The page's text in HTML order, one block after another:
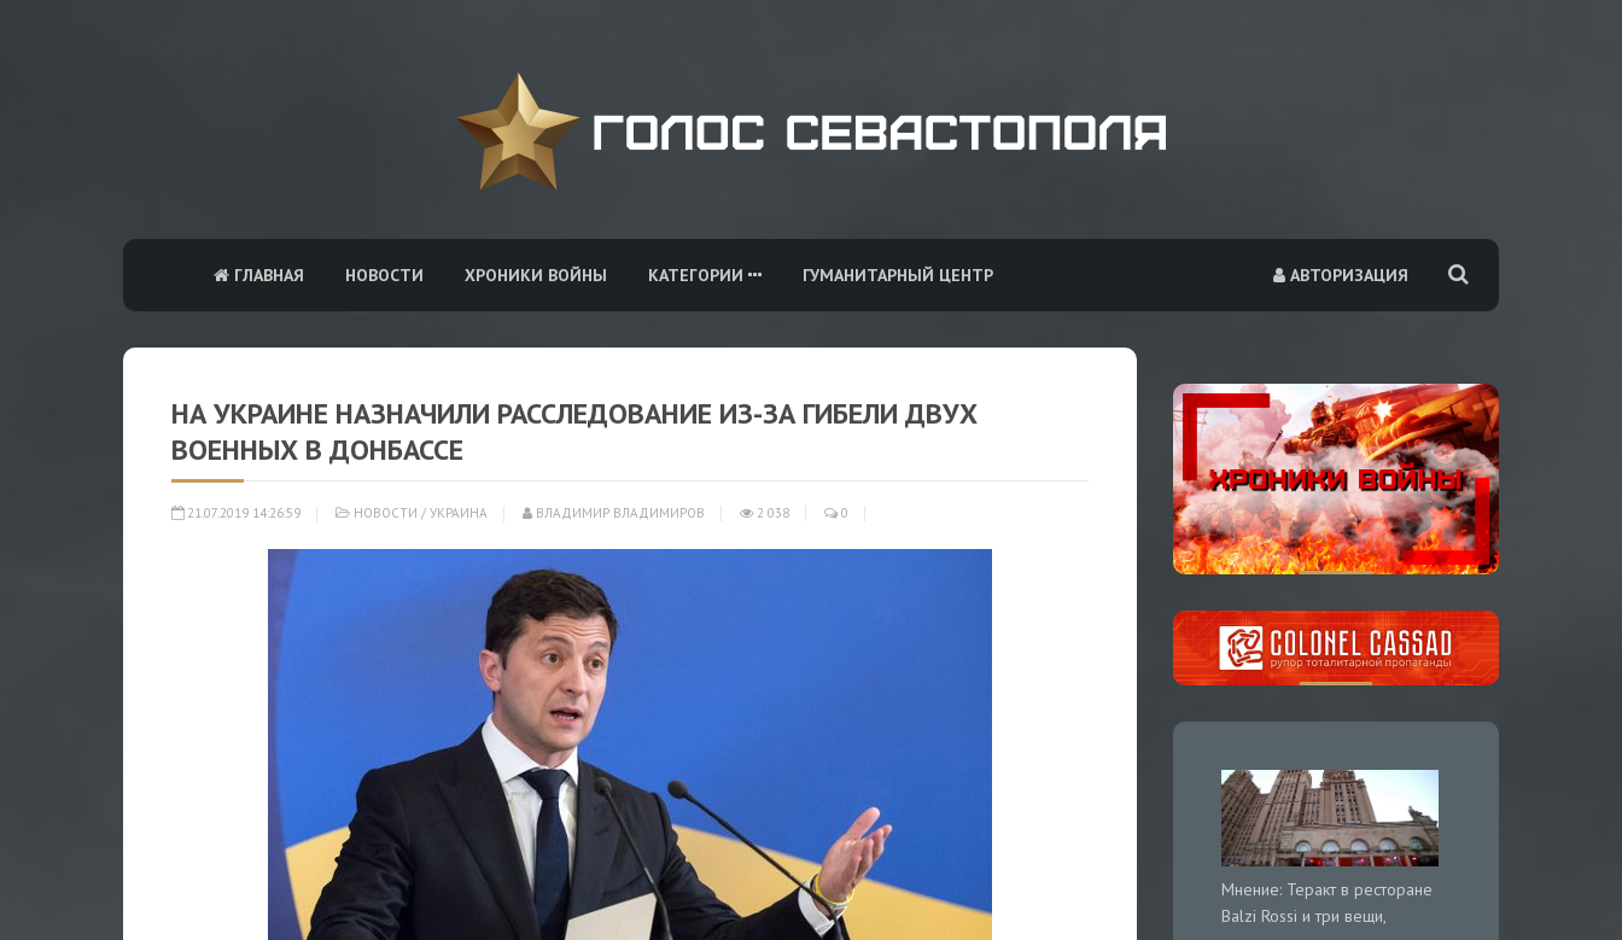
АВТОРИЗАЦИЯ
ГЛАВНАЯ НОВОСТИ ХРОНИКИ ВОЙНЫ КАТЕГОРИИ ГУМАНИТАРНЫЙ ЦЕНТР
НА УКРАИНЕ НАЗНАЧИЛИ РАССЛЕДОВАНИЕ ИЗ-ЗА ГИБЕЛИ ДВУХ
ВОЕННЫХ В ДОНБАССЕ
21.07.2019 14:26:59 НОВОСТИ / УКРАИНА ВЛАДИМИР ВЛАДИМИРОВ 2 038 0
Мнение: Теракт в ресторане
Balzi Rossi и три вещи,